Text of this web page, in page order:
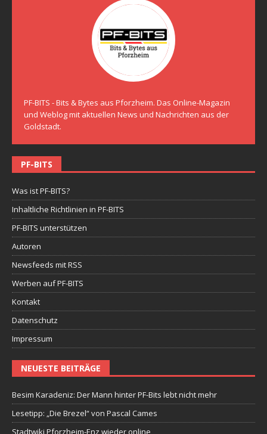
PF-BITS - Bits & Bytes aus Pforzheim. Das Online-Magazin
und Weblog mit aktuellen News und Nachrichten aus der
Goldstadt.
PF-BITS
Was ist PF-BITS?
Inhaltliche Richtlinien in PF-BITS
PF-BITS unterstützen
Autoren
Newsfeeds mit RSS
Werben auf PF-BITS
Kontakt
Datenschutz
Impressum
NEUESTE BEITRÄGE
Besim Karadeniz: Der Mann hinter PF-Bits lebt nicht mehr
Lesetipp: „Die Brezel“ von Pascal Cames
Stadtwiki Pforzheim-Enz wieder online